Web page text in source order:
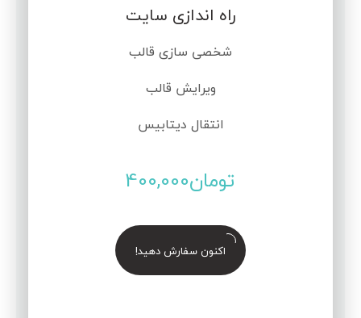
راه اندازی سایت
شخصی سازی قالب
ویرایش قالب
انتقال دیتابیس
تومان400,000
اکنون سفارش دهید!